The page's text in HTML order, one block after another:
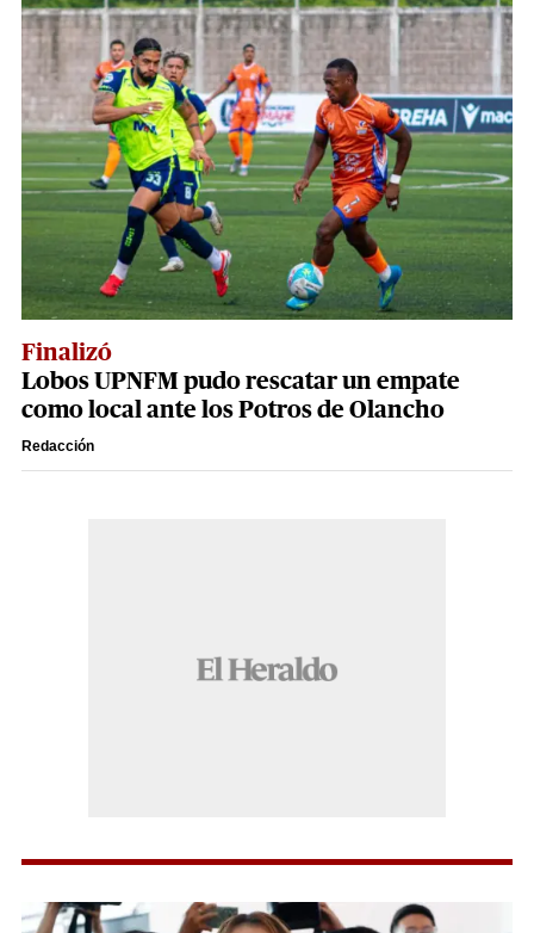
Finalizó
Lobos UPNFM pudo rescatar un empate
como local ante los Potros de Olancho
Redacción